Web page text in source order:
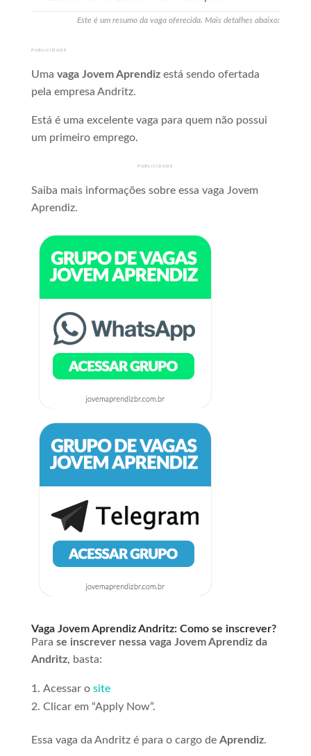
Este é um resumo da vaga oferecida. Mais detalhes abaixo:
PUBLICIDADE
Uma vaga Jovem Aprendizestá sendo ofertada
pela empresa Andritz.
Está é uma excelente vaga para quem não possui
um primeiro emprego.
PUBLICIDADE
Saiba mais informações sobre essa vaga Jovem
Aprendiz.
Vaga Jovem Aprendiz Andritz: Como se inscrever?
Para se inscrever nessa vaga Jovem Aprendiz da
Andritz, basta:
Acessar o site
Clicar em “Apply Now”.
Essa vaga da Andritz é para o cargo de Aprendiz.